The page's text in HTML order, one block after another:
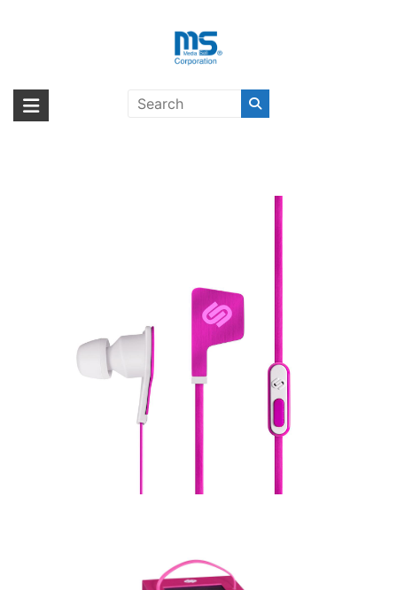
海外輸入ブランド商品｜株式会社
海外事業部が取り揃えている海外輸入商品には、日本では珍しい「海外ブ
ランド」をはじめ「ユニークな商品」「機能的な商品」「コストパフォー
LONDON 3.0 Pink Panther